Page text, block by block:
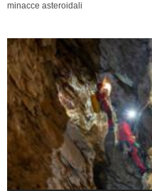
minacce asteroidali